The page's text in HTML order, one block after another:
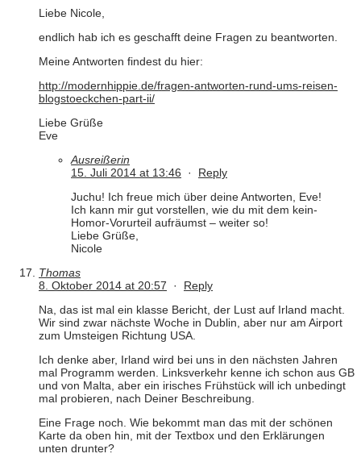
Liebe Nicole,
endlich hab ich es geschafft deine Fragen zu beantworten.
Meine Antworten findest du hier:
http://modernhippie.de/fragen-antworten-rund-ums-reisen-
blogstoeckchen-part-ii/
Liebe Grüße
Eve
Ausreißerin
15. Juli 2014 at 13:46 · Reply
Juchu! Ich freue mich über deine Antworten, Eve!
Ich kann mir gut vorstellen, wie du mit dem kein-
Homor-Vorurteil aufräumst – weiter so!
Liebe Grüße,
Nicole
Thomas
8. Oktober 2014 at 20:57 · Reply
Na, das ist mal ein klasse Bericht, der Lust auf Irland macht.
Wir sind zwar nächste Woche in Dublin, aber nur am Airport
zum Umsteigen Richtung USA.
Ich denke aber, Irland wird bei uns in den nächsten Jahren
mal Programm werden. Linksverkehr kenne ich schon aus GB
und von Malta, aber ein irisches Frühstück will ich unbedingt
mal probieren, nach Deiner Beschreibung.
Eine Frage noch. Wie bekommt man das mit der schönen
Karte da oben hin, mit der Textbox und den Erklärungen
unten drunter?